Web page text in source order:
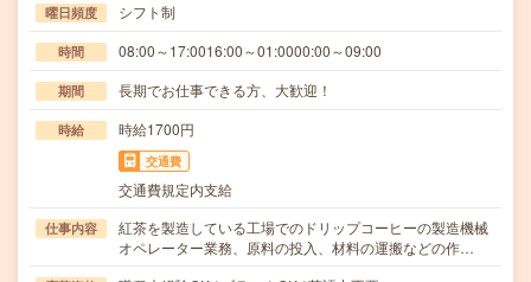
曜日頻度 シフト制
時間 08:00～17:0016:00～01:0000:00～09:00
期間 長期でお仕事できる方、大歓迎！
時給 時給1700円
交通費
交通費規定内支給
仕事内容
紅茶を製造している工場でのドリップコーヒーの製造機械
オペレーター業務、原料の投入、材料の運搬などの作…